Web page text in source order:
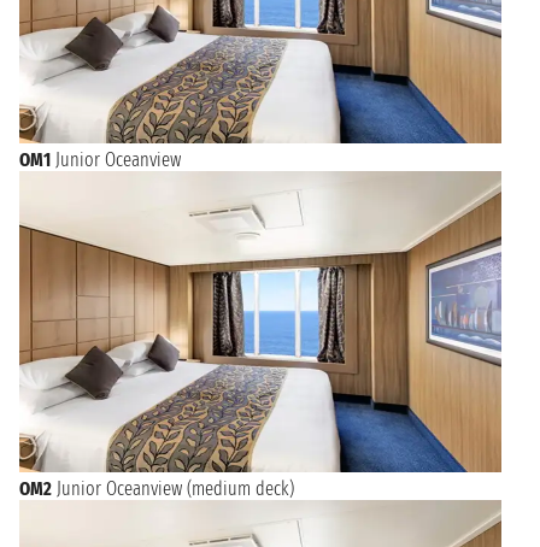
OM1 Junior Oceanview
OM2 Junior Oceanview (medium deck)